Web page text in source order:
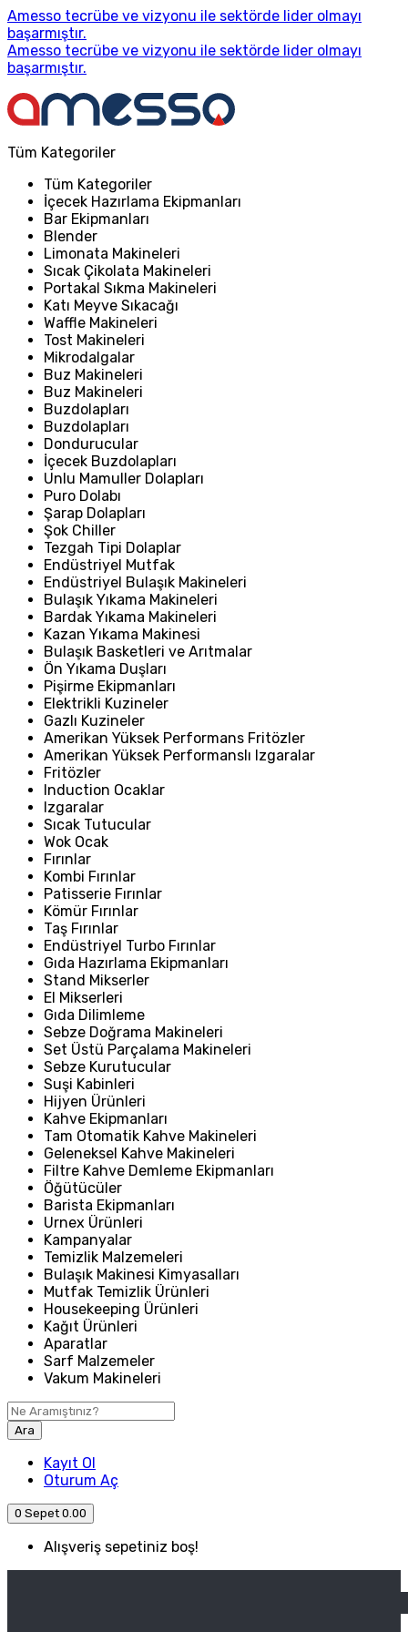
Amesso tecrübe ve vizyonu ile sektörde lider olmayı
başarmıştır.
Amesso tecrübe ve vizyonu ile sektörde lider olmayı
başarmıştır.
Tüm Kategoriler
Tüm Kategoriler
İçecek Hazırlama Ekipmanları
Bar Ekipmanları
Blender
Limonata Makineleri
Sıcak Çikolata Makineleri
Portakal Sıkma Makineleri
Katı Meyve Sıkacağı
Waffle Makineleri
Tost Makineleri
Mikrodalgalar
Buz Makineleri
Buz Makineleri
Buzdolapları
Buzdolapları
Dondurucular
İçecek Buzdolapları
Unlu Mamuller Dolapları
Puro Dolabı
Şarap Dolapları
Şok Chiller
Tezgah Tipi Dolaplar
Endüstriyel Mutfak
Endüstriyel Bulaşık Makineleri
Bulaşık Yıkama Makineleri
Bardak Yıkama Makineleri
Kazan Yıkama Makinesi
Bulaşık Basketleri ve Arıtmalar
Ön Yıkama Duşları
Pişirme Ekipmanları
Elektrikli Kuzineler
Gazlı Kuzineler
Amerikan Yüksek Performans Fritözler
Amerikan Yüksek Performanslı Izgaralar
Fritözler
Induction Ocaklar
Izgaralar
Sıcak Tutucular
Wok Ocak
Fırınlar
Kombi Fırınlar
Patisserie Fırınlar
Kömür Fırınlar
Taş Fırınlar
Endüstriyel Turbo Fırınlar
Gıda Hazırlama Ekipmanları
Stand Mikserler
El Mikserleri
Gıda Dilimleme
Sebze Doğrama Makineleri
Set Üstü Parçalama Makineleri
Sebze Kurutucular
Suşi Kabinleri
Hijyen Ürünleri
Kahve Ekipmanları
Tam Otomatik Kahve Makineleri
Geleneksel Kahve Makineleri
Filtre Kahve Demleme Ekipmanları
Öğütücüler
Barista Ekipmanları
Urnex Ürünleri
Kampanyalar
Temizlik Malzemeleri
Bulaşık Makinesi Kimyasalları
Mutfak Temizlik Ürünleri
Housekeeping Ürünleri
Kağıt Ürünleri
Aparatlar
Sarf Malzemeler
Vakum Makineleri
Ara
Kayıt Ol
Oturum Aç
0 Sepet 0.00
Alışveriş sepetiniz boş!